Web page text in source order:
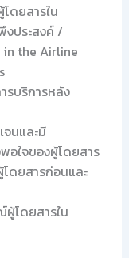
ดยสารใน
ประสงค์ /
in the Airline
รบริการหลัง
นและมี
อใจของผู้โดยสาร
ดยสารก่อนและ
โดยสารใน